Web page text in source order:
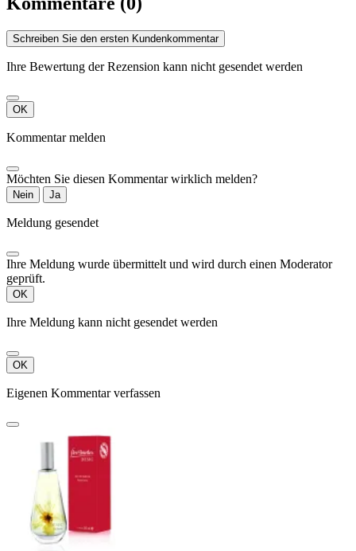
Schreiben Sie den ersten Kundenkommentar
Ihre Bewertung der Rezension kann nicht gesendet werden
OK
Kommentar melden
Möchten Sie diesen Kommentar wirklich melden?
Nein Ja
Meldung gesendet
Ihre Meldung wurde übermittelt und wird durch einen Moderator
geprüft.
OK
Ihre Meldung kann nicht gesendet werden
OK
Eigenen Kommentar verfassen